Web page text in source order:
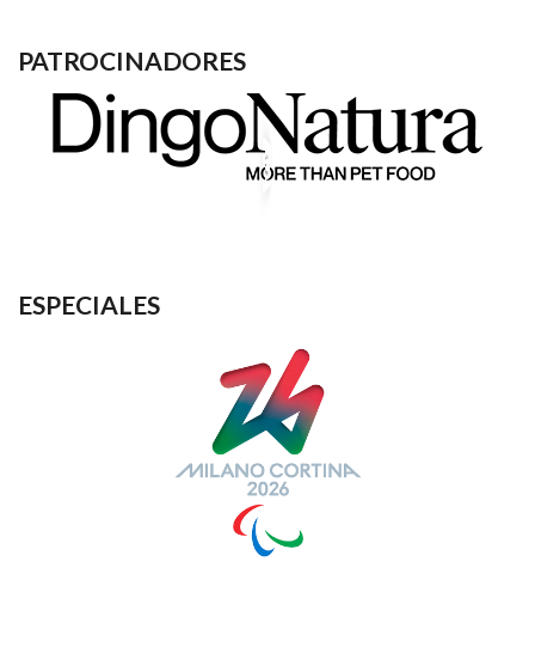
PATROCINADORES
ESPECIALES